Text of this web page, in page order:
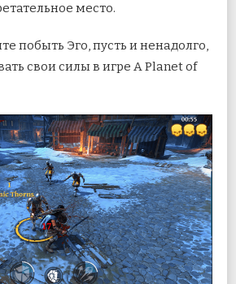
место.
побыть Эго, пусть и ненадолго,
свои силы в игре A Planet of